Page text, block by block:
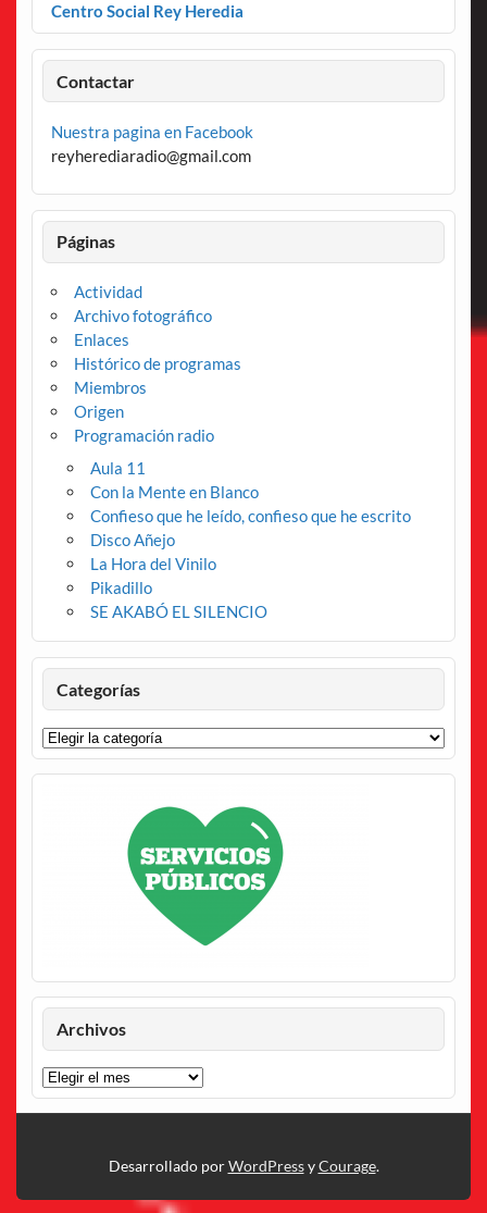
Centro Social Rey Heredia
Contactar
Nuestra pagina en Facebook
reyherediaradio@gmail.com
Páginas
Actividad
Archivo fotográfico
Enlaces
Histórico de programas
Miembros
Origen
Programación radio
Aula 11
Con la Mente en Blanco
Confieso que he leído, confieso que he escrito
Disco Añejo
La Hora del Vinilo
Pikadillo
SE AKABÓ EL SILENCIO
Categorías
Categorías
Archivos
Archivos
Desarrollado porWordPressyCourage.